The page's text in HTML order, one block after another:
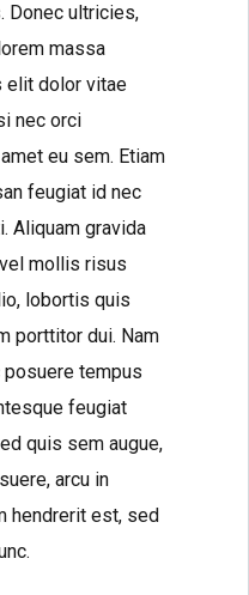
Donec ultricies,
massa
elit dolor vitae
nec orci
eu sem. Etiam
feugiat id nec
Aliquam gravida
mollis risus
lobortis quis
porttitor dui. Nam
tempus
feugiat
quis sem augue,
arcu in
hendrerit est, sed